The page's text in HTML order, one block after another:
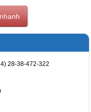
28-38-472-322